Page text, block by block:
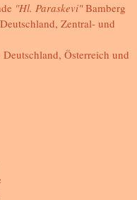
"Hl. Paraskevi"Bamberg
Zentral- und
Österreich und